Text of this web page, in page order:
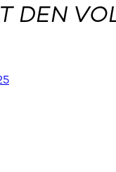
DEN